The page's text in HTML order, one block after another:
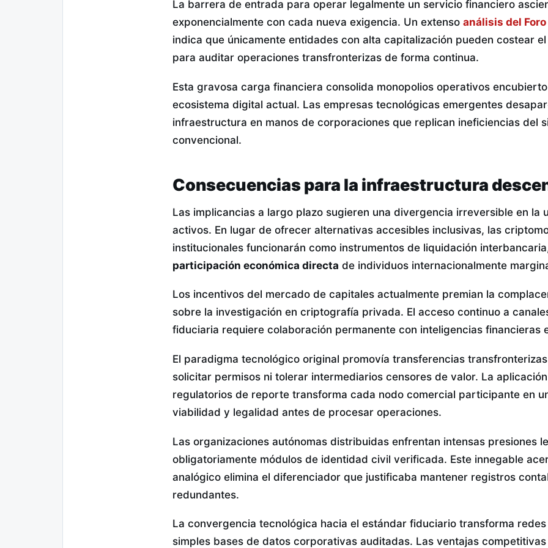
La barrera de entrada para operar legalmente un servicio financiero
exponencialmente con cada nueva exigencia. Un extenso análisis del
indica que únicamente entidades con alta capitalización pueden costear
para auditar operaciones transfronterizas de forma continua.
Esta gravosa carga financiera consolida monopolios operativos
ecosistema digital actual. Las empresas tecnológicas emergentes
infraestructura en manos de corporaciones que replican ineficiencias del
convencional.
Consecuencias para la infraestructura
Las implicancias a largo plazo sugieren una divergencia irreversible en la
activos. En lugar de ofrecer alternativas accesibles inclusivas, las
institucionales funcionarán como instrumentos de liquidación
participación económica directa de individuos internacionalmente
Los incentivos del mercado de capitales actualmente premian la
sobre la investigación en criptografía privada. El acceso continuo a
fiduciaria requiere colaboración permanente con inteligencias financieras
El paradigma tecnológico original promovía transferencias
solicitar permisos ni tolerar intermediarios censores de valor. La
regulatorios de reporte transforma cada nodo comercial participante en
viabilidad y legalidad antes de procesar operaciones.
Las organizaciones autónomas distribuidas enfrentan intensas presiones
obligatoriamente módulos de identidad civil verificada. Este innegable
analógico elimina el diferenciador que justificaba mantener registros
redundantes.
La convergencia tecnológica hacia el estándar fiduciario transforma
simples bases de datos corporativas auditadas. Las ventajas